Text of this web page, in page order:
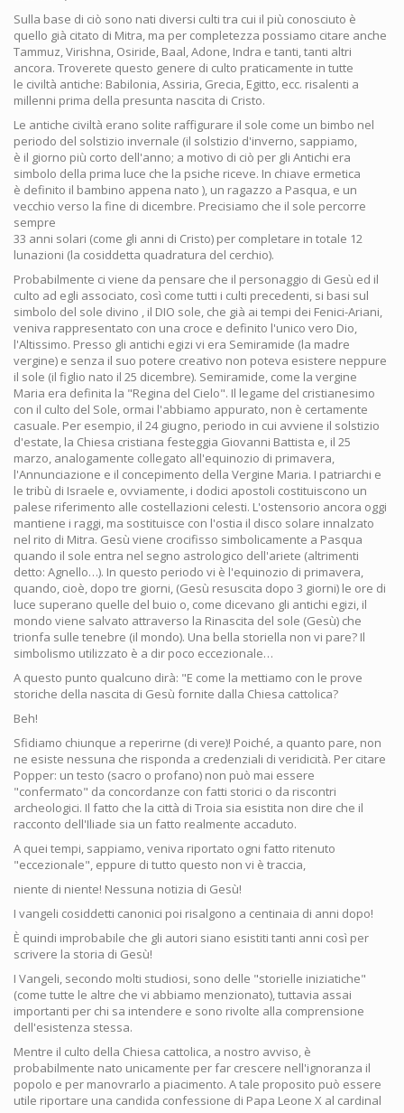
Sulla base di ciò sono nati diversi culti tra cui il più conosciuto è
quello già citato di Mitra, ma per completezza possiamo citare anche
Tammuz, Virishna, Osiride, Baal, Adone, Indra e tanti, tanti altri
ancora. Troverete questo genere di culto praticamente in tutte
le civiltà antiche: Babilonia, Assiria, Grecia, Egitto, ecc. risalenti a
millenni prima della presunta nascita di Cristo.
Le antiche civiltà erano solite raffigurare il sole come un bimbo nel
periodo del solstizio invernale (il solstizio d'inverno, sappiamo,
è il giorno più corto dell'anno; a motivo di ciò per gli Antichi era
simbolo della prima luce che la psiche riceve. In chiave ermetica
è definito il bambino appena nato ), un ragazzo a Pasqua, e un
vecchio verso la fine di dicembre. Precisiamo che il sole percorre
sempre
33 anni solari (come gli anni di Cristo) per completare in totale 12
lunazioni (la cosiddetta quadratura del cerchio).
Probabilmente ci viene da pensare che il personaggio di Gesù ed il
culto ad egli associato, così come tutti i culti precedenti, si basi sul
simbolo del sole divino , il DIO sole, che già ai tempi dei Fenici-Ariani,
veniva rappresentato con una croce e definito l'unico vero Dio,
l'Altissimo. Presso gli antichi egizi vi era Semiramide (la madre
vergine) e senza il suo potere creativo non poteva esistere neppure
il sole (il figlio nato il 25 dicembre). Semiramide, come la vergine
Maria era definita la "Regina del Cielo". Il legame del cristianesimo
con il culto del Sole, ormai l'abbiamo appurato, non è certamente
casuale. Per esempio, il 24 giugno, periodo in cui avviene il solstizio
d'estate, la Chiesa cristiana festeggia Giovanni Battista e, il 25
marzo, analogamente collegato all'equinozio di primavera,
l'Annunciazione e il concepimento della Vergine Maria. I patriarchi e
le tribù di Israele e, ovviamente, i dodici apostoli costituiscono un
palese riferimento alle costellazioni celesti. L'ostensorio ancora oggi
mantiene i raggi, ma sostituisce con l'ostia il disco solare innalzato
nel rito di Mitra. Gesù viene crocifisso simbolicamente a Pasqua
quando il sole entra nel segno astrologico dell'ariete (altrimenti
detto: Agnello…). In questo periodo vi è l'equinozio di primavera,
quando, cioè, dopo tre giorni, (Gesù resuscita dopo 3 giorni) le ore di
luce superano quelle del buio o, come dicevano gli antichi egizi, il
mondo viene salvato attraverso la Rinascita del sole (Gesù) che
trionfa sulle tenebre (il mondo). Una bella storiella non vi pare? Il
simbolismo utilizzato è a dir poco eccezionale…
A questo punto qualcuno dirà: "E come la mettiamo con le prove
storiche della nascita di Gesù fornite dalla Chiesa cattolica?
Beh!
Sfidiamo chiunque a reperirne (di vere)! Poiché, a quanto pare, non
ne esiste nessuna che risponda a credenziali di veridicità. Per citare
Popper: un testo (sacro o profano) non può mai essere
"confermato" da concordanze con fatti storici o da riscontri
archeologici. Il fatto che la città di Troia sia esistita non dire che il
racconto dell'Iliade sia un fatto realmente accaduto.
A quei tempi, sappiamo, veniva riportato ogni fatto ritenuto
"eccezionale", eppure di tutto questo non vi è traccia,
niente di niente! Nessuna notizia di Gesù!
I vangeli cosiddetti canonici poi risalgono a centinaia di anni dopo!
È quindi improbabile che gli autori siano esistiti tanti anni così per
scrivere la storia di Gesù!
I Vangeli, secondo molti studiosi, sono delle "storielle iniziatiche"
(come tutte le altre che vi abbiamo menzionato), tuttavia assai
importanti per chi sa intendere e sono rivolte alla comprensione
dell'esistenza stessa.
Mentre il culto della Chiesa cattolica, a nostro avviso, è
probabilmente nato unicamente per far crescere nell'ignoranza il
popolo e per manovrarlo a piacimento. A tale proposito può essere
utile riportare una candida confessione di Papa Leone X al cardinal